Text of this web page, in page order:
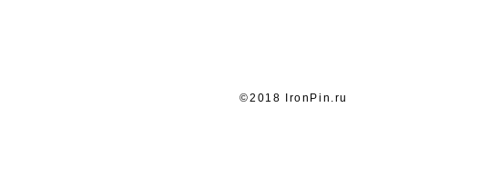
©2018 IronPin.ru